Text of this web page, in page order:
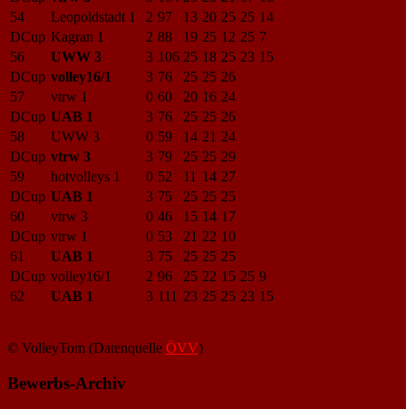
54
Leopoldstadt 1 2 97 13 20 25 25 14
DCup Kagran 1 2 88 19 25 12 25 7
56
UWW 3 3 106 25 18 25 23 15
DCup volley16/1 3 76 25 25 26
57
vtrw 1 0 60 20 16 24
DCup UAB 1 3 76 25 25 26
58
UWW 3 0 59 14 21 24
DCup vtrw 3 3 79 25 25 29
59
hotvolleys 1 0 52 11 14 27
DCup UAB 1 3 75 25 25 25
60
vtrw 3 0 46 15 14 17
DCup vtrw 1 0 53 21 22 10
61
UAB 1 3 75 25 25 25
DCup volley16/1 2 96 25 22 15 25 9
62
UAB 1 3 111 23 25 25 23 15
© VolleyTom (Datenquelle ÖVV)
Bewerbs-Archiv